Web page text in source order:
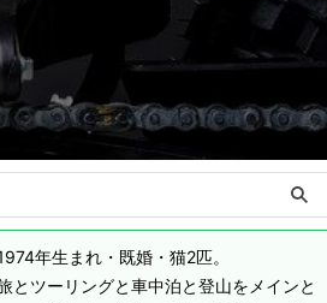
年生まれ・既婚・猫2匹。
とツーリングと車中泊と登山をメインと